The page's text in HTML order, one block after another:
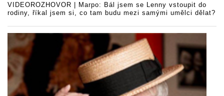
VIDEOROZHOVOR | Marpo: Bál jsem se Lenny vstoupit do
rodiny, říkal jsem si, co tam budu mezi samými umělci dělat?